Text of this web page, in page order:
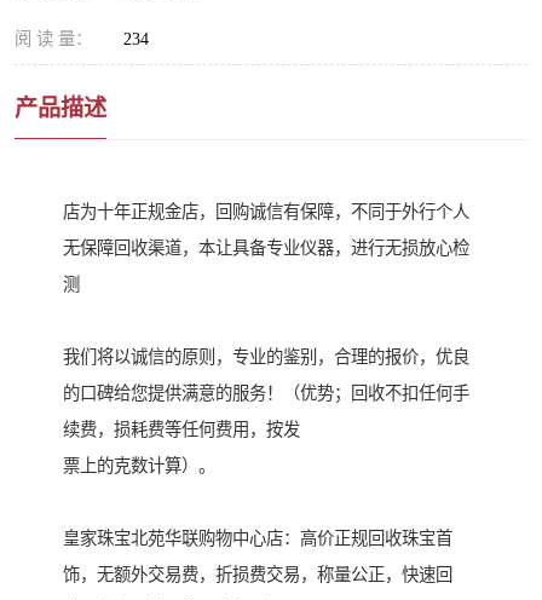
阅 读 量： 234
产品描述
店为十年正规金店，回购诚信有保障，不同于外行个人
无保障回收渠道，本让具备专业仪器，进行无损放心检
测
我们将以诚信的原则，专业的鉴别，合理的报价，优良
的口碑给您提供满意的服务！（优势；回收不扣任何手
续费，损耗费等任何费用，按发
票上的克数计算）。
皇家珠宝北苑华联购物中心店：高价正规回收珠宝首
饰，无额外交易费，折损费交易，称量公正，快速回